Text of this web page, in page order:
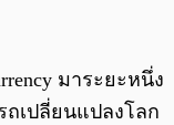
มาระยะหนึ่ง
ถเปลี่ยนแปลงโลก